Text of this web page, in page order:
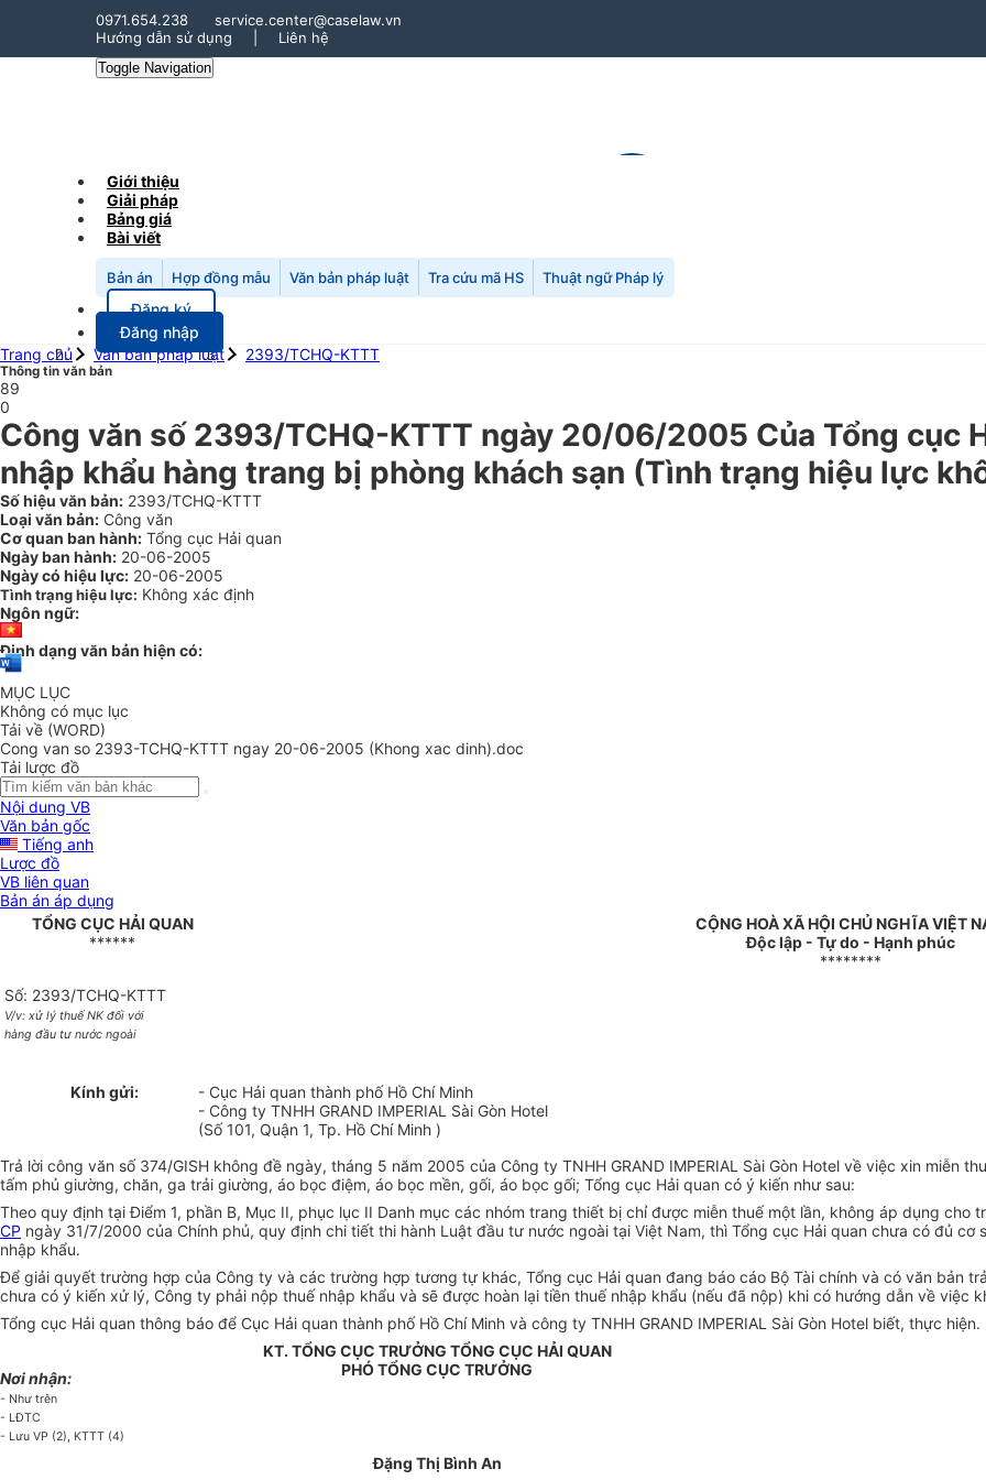
0971.654.238
service.center@caselaw.vn
Hướng dẫn sử dụng
Liên hệ
Toggle Navigation
Giới thiệu
Giải pháp
Bảng giá
Bài viết
Bản án Hợp đồng mẫu Văn bản pháp luật Tra cứu mã HS Thuật ngữ Pháp lý
Đăng ký
Đăng nhập
Trang chủ
Văn bản pháp luật 2393/TCHQ-KTTT
Thông tin văn bản
89
0
Công văn số 2393/TCHQ-KTTT ngày 20/06/2005 Của Tổng cục
nhập khẩu hàng trang bị phòng khách sạn (Tình trạng hiệu lực
Số hiệu văn bản: 2393/TCHQ-KTTT
Loại văn bản: Công văn
Cơ quan ban hành: Tổng cục Hải quan
Ngày ban hành: 20-06-2005
Ngày có hiệu lực: 20-06-2005
Tình trạng hiệu lực: Không xác định
Ngôn ngữ:
Định dạng văn bản hiện có:
MỤC LỤC
Không có mục lục
Tải về (WORD)
Cong van so 2393-TCHQ-KTTT ngay 20-06-2005 (Khong xac dinh).doc
Tải lược đồ
Nội dung VB
Văn bản gốc
Tiếng anh
Lược đồ
VB liên quan
Bản án áp dụng
TỔNG CỤC HẢI QUAN
******
CỘNG HOÀ XÃ HỘI CHỦ NGHĨA VIỆT
Độc lập - Tự do - Hạnh phúc
********
Số: 2393/TCHQ-KTTT
V/v: xử lý thuế NK đối với
hàng đầu tư nước ngoài
Kính gửi:
- Cục Hải quan thành phố Hồ Chí Minh
- Công ty TNHH GRAND IMPERIAL Sài Gòn Hotel
(Số 101, Quận 1, Tp. Hồ Chí Minh )
Trả lời công văn số 374/GISH không đề ngày, tháng 5 năm 2005 của Công ty TNHH GRAND IMPERIAL Sài Gòn Hotel về việc xin miễn
tấm phủ giường, chăn, ga trải giường, áo bọc điệm, áo bọc mền, gối, áo bọc gối; Tổng cục Hải quan có ý kiến như sau:
Theo quy định tại Điểm 1, phần B, Mục II, phục lục II Danh mục các nhóm trang thiết bị chỉ được miễn thuế một lần, không áp dụng
CP ngày 31/7/2000 của Chính phủ, quy định chi tiết thi hành Luật đầu tư nước ngoài tại Việt Nam, thì Tổng cục Hải quan chưa có đủ
nhập khẩu.
Để giải quyết trường hợp của Công ty và các trường hợp tương tự khác, Tổng cục Hải quan đang báo cáo Bộ Tài chính và có văn bản
chưa có ý kiến xử lý, Công ty phải nộp thuế nhập khẩu và sẽ được hoàn lại tiền thuế nhập khẩu (nếu đã nộp) khi có hướng dẫn về việc
Tổng cục Hải quan thông báo để Cục Hải quan thành phố Hồ Chí Minh và công ty TNHH GRAND IMPERIAL Sài Gòn Hotel biết, thực hiện.
Nơi nhận:
- Như trên
- LĐTC
- Lưu VP (2), KTTT (4)
KT. TỔNG CỤC TRƯỞNG TỔNG CỤC HẢI QUAN
PHÓ TỔNG CỤC TRƯỞNG
Đặng Thị Bình An